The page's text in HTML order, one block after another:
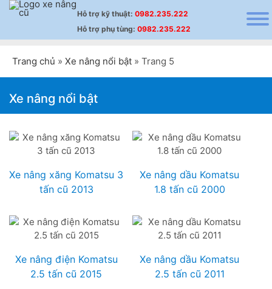
Hỗ trợ kỹ thuật: 0982.235.222
Hỗ trợ phụ tùng: 0982.235.222
Trang chủ » Xe nâng nổi bật » Trang 5
Xe nâng nổi bật
Xe nâng xăng Komatsu 3
tấn cũ 2013
Xe nâng dầu Komatsu
1.8 tấn cũ 2000
Xe nâng điện Komatsu
2.5 tấn cũ 2015
Xe nâng dầu Komatsu
2.5 tấn cũ 2011